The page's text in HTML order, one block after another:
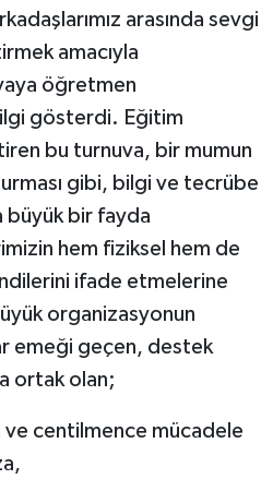
arasında sevgi
amacıyla
öğretmen
ilgi gösterdi. Eğitim
bu turnuva, bir mumun
gibi, bilgi ve tecrübe
büyük bir fayda
hem fiziksel hem de
ifade etmelerine
organizasyonun
emeği geçen, destek
ortak olan;
ve centilmence mücadele